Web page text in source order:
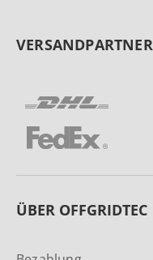
VERSANDPARTNER
ÜBER OFFGRIDTEC